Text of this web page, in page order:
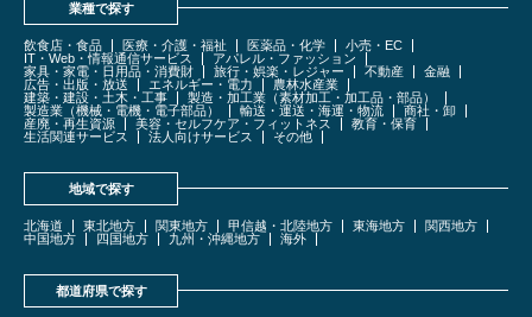
業種で探す
飲食店・食品 医療・介護・福祉 医薬品・化学
小売・EC
IT・Web・情報通信サービス
アパレル・ファッション
家具・家電・日用品・消費財
旅行・娯楽・レジャー 不動産
金融
広告・出版・放送
エネルギー・電力
農林水産業
建築・建設・土木・工事
製造・加工業（素材加工・加工品・部品）
製造業（機械・電機・電子部品）
輸送・運送・海運・物流
商社・卸
産廃・再生資源
美容・セルフケア・フィットネス
教育・保育
生活関連サービス
法人向けサービス その他
地域で探す
北海道 東北地方 関東地方 甲信越・北陸地方 東海地方
関西地方
中国地方
四国地方 九州・沖縄地方 海外
都道府県で探す